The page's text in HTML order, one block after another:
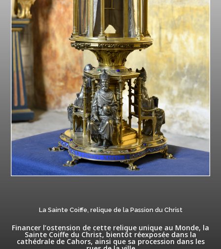
La Sainte Coiffe, relique de la Passion du Christ
Financer l’ostension de cette relique unique au Monde, la
Sainte Coiffe du Christ, bientôt réexposée dans la
cathédrale de Cahors, ainsi que sa procession dans les